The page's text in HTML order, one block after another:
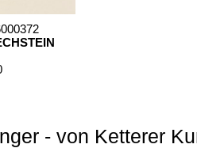
- von Ketterer